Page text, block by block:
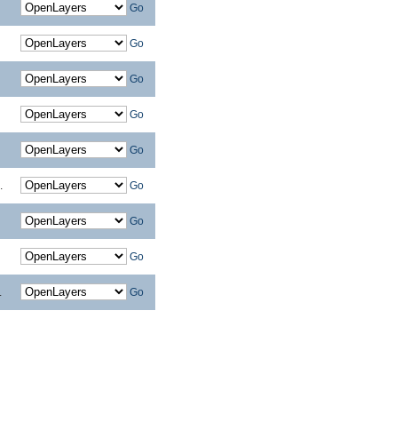
Go
Go
Go
Go
Go
Go
Go
Go
Go